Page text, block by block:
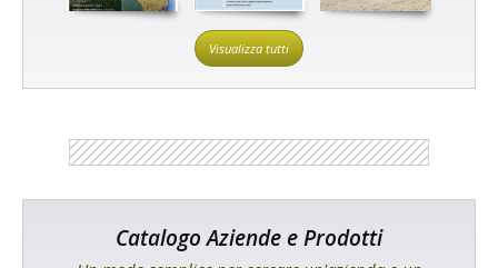
Visualizza tutti
Catalogo Aziende e Prodotti